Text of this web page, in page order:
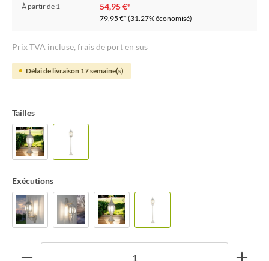
À partir de 1 54,95 €*
79,95 €*(31.27% économisé)
Prix TVA incluse, frais de port en sus
Délai de livraison 17 semaine(s)
Tailles
Exécutions